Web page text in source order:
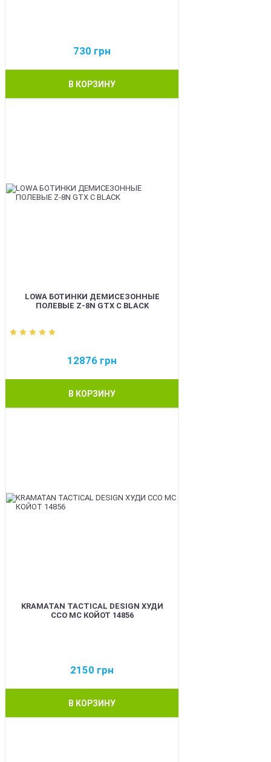
730 грн
В КОРЗИНУ
LOWA БОТИНКИ ДЕМИСЕЗОННЫЕ
ПОЛЕВЫЕ Z-8N GTX C BLACK
12876 грн
В КОРЗИНУ
KRAMATAN TACTICAL DESIGN ХУДИ
ССО МС КОЙОТ 14856
2150 грн
В КОРЗИНУ